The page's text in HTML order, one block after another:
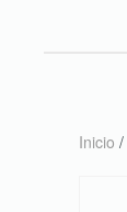
Inicio /